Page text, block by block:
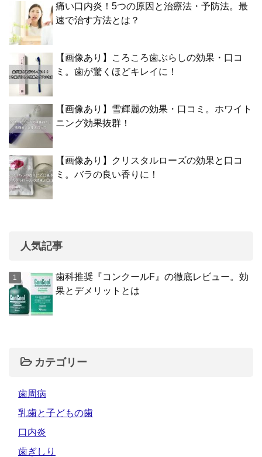
痛い口内炎！5つの原因と治療法・予防法。最
速で治す方法とは？
【画像あり】ころころ歯ぶらしの効果・口コ
ミ。歯が驚くほどキレイに！
【画像あり】雪輝麗の効果・口コミ。ホワイト
ニング効果抜群！
【画像あり】クリスタルローズの効果と口コ
ミ。バラの良い香りに！
人気記事
歯科推奨『コンクールF』の徹底レビュー。効
果とデメリットとは
カテゴリー
歯周病
乳歯と子どもの歯
口内炎
歯ぎしり